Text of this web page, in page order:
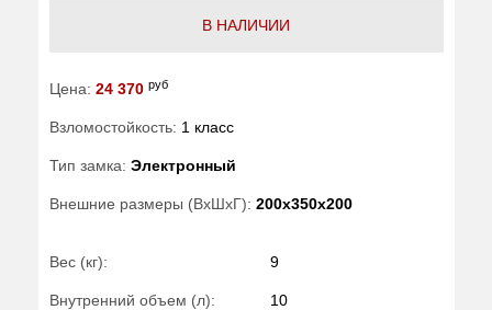
В НАЛИЧИИ
Цена: 24 370 руб
Взломостойкость: 1 класс
Тип замка: Электронный
Внешние размеры (ВхШхГ): 200x350x200
Вес (кг): 9
Внутренний объем (л): 10